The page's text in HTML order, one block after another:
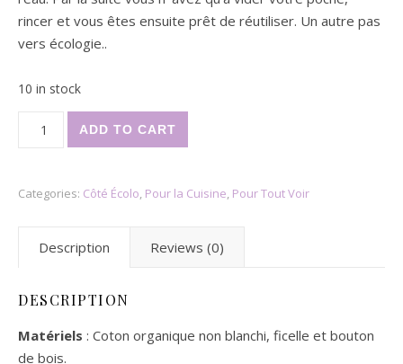
rincer et vous êtes ensuite prêt de réutiliser. Un autre pas
vers écologie..
10 in stock
ADD TO CART
Categories: Côté Écolo, Pour la Cuisine, Pour Tout Voir
Description Reviews (0)
DESCRIPTION
Matériels : Coton organique non blanchi, ficelle et bouton
de bois.